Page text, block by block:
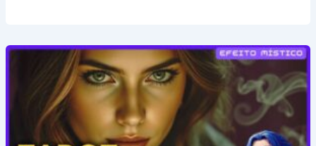
Tarot:
Significados
Aplicações
Jornada